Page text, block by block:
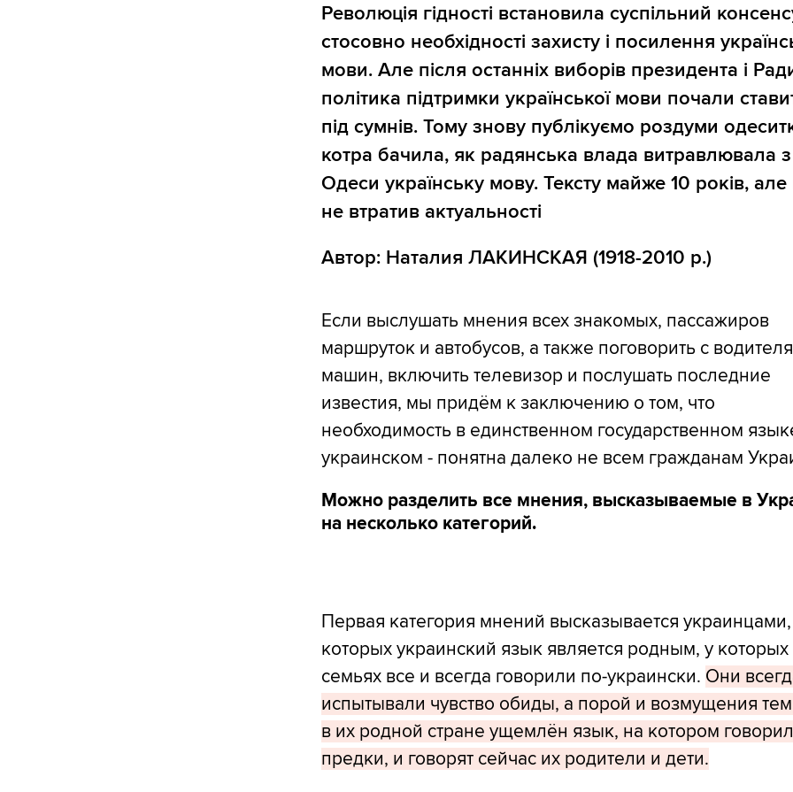
Революція гідності встановила суспільний
стосовно необхідності захисту і посилення
мови. Але після останніх виборів президента і
політика підтримки української мови почали
під сумнів. Тому знову публікуємо роздуми
котра бачила, як радянська влада витравлювала з
Одеси українську мову. Тексту майже 10 років, але
не втратив актуальності
Автор: Наталия ЛАКИНСКАЯ (1918-2010 р.)
Если выслушать мнения всех знакомых, пассажиров
маршруток и автобусов, а также поговорить с
машин, включить телевизор и послушать последние
известия, мы придём к заключению о том, что
необходимость в единственном государственном
украинском - понятна далеко не всем гражданам
Можно разделить все мнения, высказываемые в
на несколько категорий.
Первая категория мнений высказывается
которых украинский язык является родным, у которых
семьях все и всегда говорили по-украински. Они
испытывали чувство обиды, а порой и возмущения
в их родной стране ущемлён язык, на котором
предки, и говорят сейчас их родители и дети.